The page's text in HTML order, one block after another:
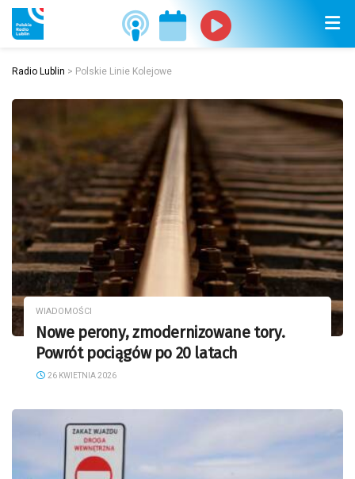
Radio Lublin > Polskie Linie Kolejowe
WIADOMOŚCI
Nowe perony, zmodernizowane tory.
Powrót pociągów po 20 latach
26 KWIETNIA 2026